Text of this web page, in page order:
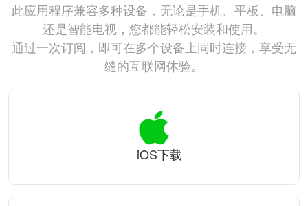
此应用程序兼容多种设备，无论是手机、平板、电脑
还是智能电视，您都能轻松安装和使用。
通过一次订阅，即可在多个设备上同时连接，享受无
缝的互联网体验。
iOS下载